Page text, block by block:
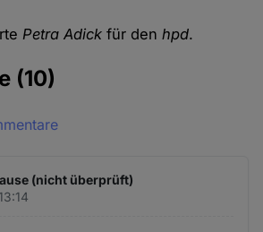
Petra Adick für denhpd.
(10)
(nicht überprüft)